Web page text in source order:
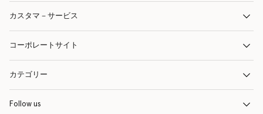
カスタマ－サービス
コーポレートサイト
カテゴリー
Follow us